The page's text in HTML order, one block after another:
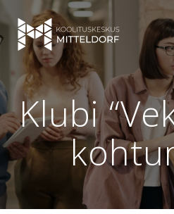
Skip
to
Klubi